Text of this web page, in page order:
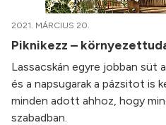
2021. MÁRCIUS 20.
Piknikezz –
Lassacskán egyre jobban süt
és a napsugarak a pázsitot is
minden adott ahhoz, hogy
szabadban.